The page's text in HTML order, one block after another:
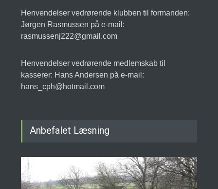
Henvendelser vedrørende klubben til formanden:
Jørgen Rasmussen på e-mail:
rasmussenj222@gmail.com
Henvendelser vedrørende medlemskab til
kasserer: Hans Andersen på e-mail:
hans_cph@hotmail.com
Anbefalet Læsning